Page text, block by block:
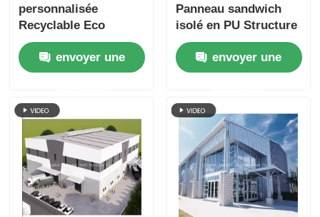
personnalisée
Recyclable Eco
Friendly Structure en
acier préfabriqué
Hangar d'avion
certifié
envoyer une
Panneau sandwich
isolé en PU Structure
en acier entrepôt de
stockage à froid
bâtiment de
préfabriqué
envoyer une